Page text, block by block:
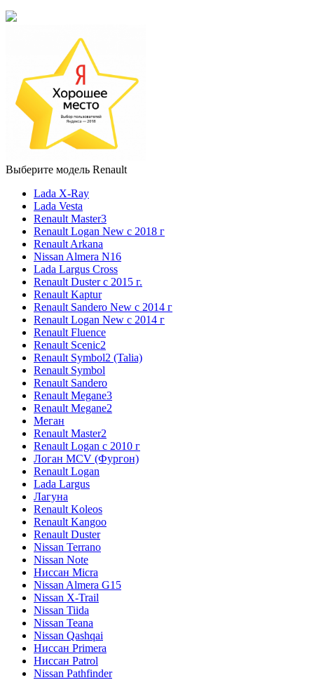
Выберите модель Renault
Lada X-Ray
Lada Vesta
Renault Master3
Renault Logan New с 2018 г
Renault Arkana
Nissan Almera N16
Lada Largus Cross
Renault Duster с 2015 г.
Renault Kaptur
Renault Sandero New с 2014 г
Renault Logan New с 2014 г
Renault Fluence
Renault Scenic2
Renault Symbol2 (Talia)
Renault Symbol
Renault Sandero
Renault Megane3
Renault Megane2
Меган
Renault Master2
Renault Logan c 2010 г
Логан МСV (Фургон)
Renault Logan
Lada Largus
Лагуна
Renault Koleos
Renault Kangoo
Renault Duster
Nissan Terrano
Nissan Note
Ниссан Micra
Nissan Almera G15
Nissan X-Trail
Nissan Tiida
Nissan Teana
Nissan Qashqai
Ниссан Primera
Ниссан Patrol
Nissan Pathfinder